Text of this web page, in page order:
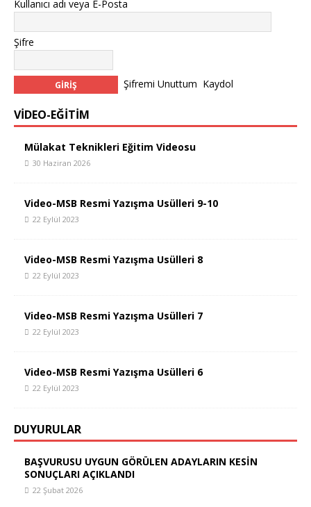
Kullanıcı adı veya E-Posta
Şifre
Şifremi Unuttum Kaydol
VİDEO-EĞİTİM
Mülakat Teknikleri Eğitim Videosu
30 Haziran 2026
Video-MSB Resmi Yazışma Usülleri 9-10
22 Eylül 2023
Video-MSB Resmi Yazışma Usülleri 8
22 Eylül 2023
Video-MSB Resmi Yazışma Usülleri 7
22 Eylül 2023
Video-MSB Resmi Yazışma Usülleri 6
22 Eylül 2023
DUYURULAR
BAŞVURUSU UYGUN GÖRÜLEN ADAYLARIN KESİN
SONUÇLARI AÇIKLANDI
22 Şubat 2026